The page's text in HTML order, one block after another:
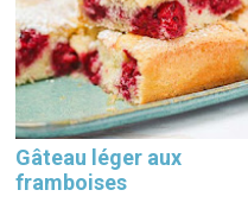
Gâteau léger aux
framboises